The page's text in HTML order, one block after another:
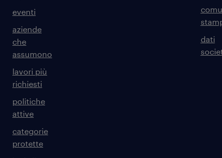
eventi
aziende
che
assumono
lavori più
richiesti
politiche
attive
categorie
protette
dati